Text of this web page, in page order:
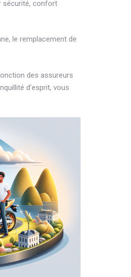
sécurité, confort
le remplacement de
des assureurs
d’esprit, vous